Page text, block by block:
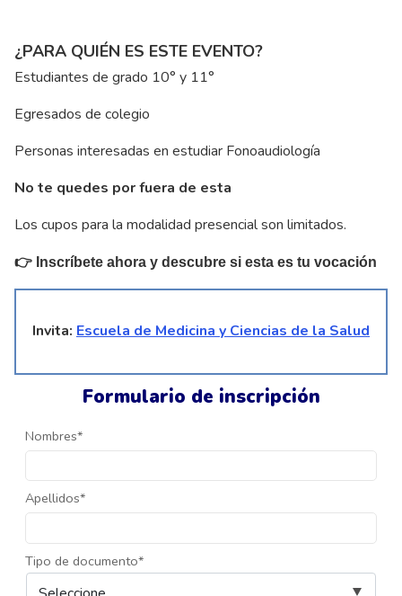
Formulario de inscripción
Nombres*
Apellidos*
Tipo de documento*
¿PARA QUIÉN ES ESTE EVENTO?
Estudiantes de grado 10° y 11°
Egresados de colegio
Personas interesadas en estudiar Fonoaudiología
No te quedes por fuera de esta
Los cupos para la modalidad presencial son limitados.
👉 Inscríbete ahora y descubre si esta es tu vocación
Invita: Escuela de Medicina y Ciencias de la Salud